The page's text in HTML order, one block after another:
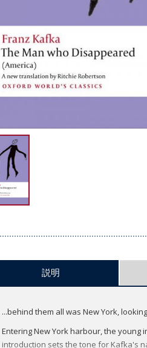
説明
...behind them all was New York,
Entering New York harbour, the
introduction sets the tone for Kafka's